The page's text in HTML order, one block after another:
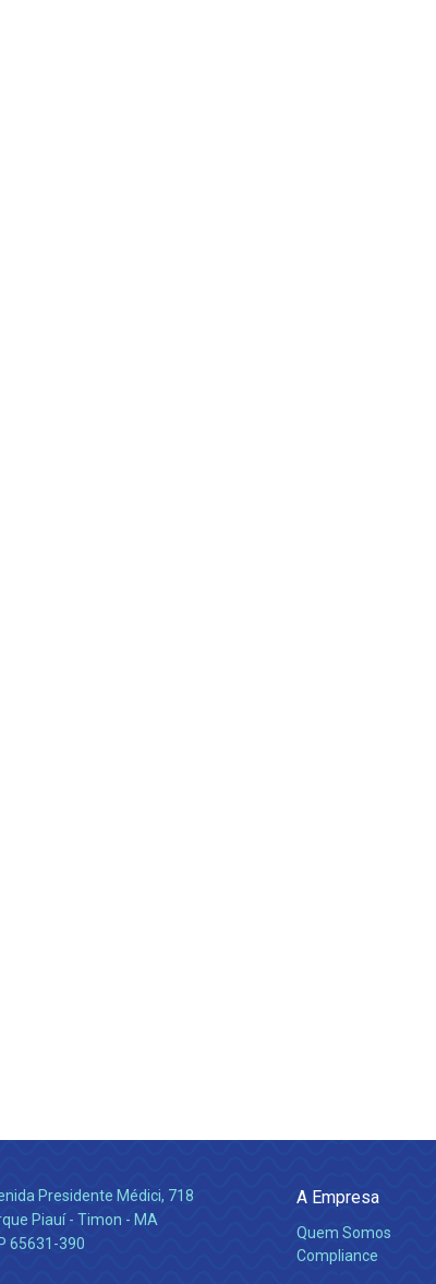
Presidente Médici, 718
Piauí - Timon - MA
65631-390
A Empresa
Quem Somos
Compliance